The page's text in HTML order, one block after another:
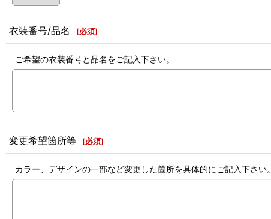
衣装番号/品名 [必須]
ご希望の衣装番号と品名をご記入下さい。
変更希望箇所等 [必須]
カラー、デザインの一部など変更した箇所を具体的にご記入下さい。